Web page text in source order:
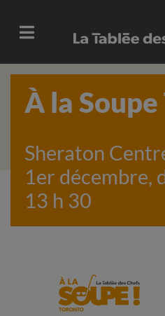
À la
Sheraton
1er décembre,
13 h 30